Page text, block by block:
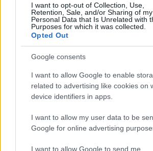
I want to opt-out of Collection, Use,
Retention, Sale, and/or Sharing of my
Personal Data that Is Unrelated with
Purposes for which it was collected.
Opted Out
Google consents
I want to allow Google to enable
related to advertising like cookies on
device identifiers in apps.
I want to allow my user data to be
Google for online advertising
I want to allow Google to send me
Népszerű